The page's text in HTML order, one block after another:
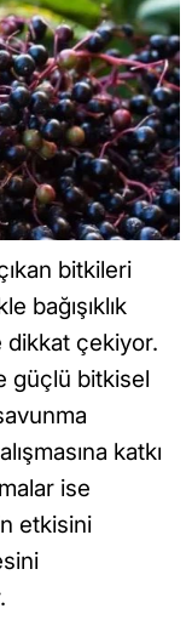
bitkileri
bağışıklık
çekiyor.
güçlü bitkisel
katkı
ise
etkisini